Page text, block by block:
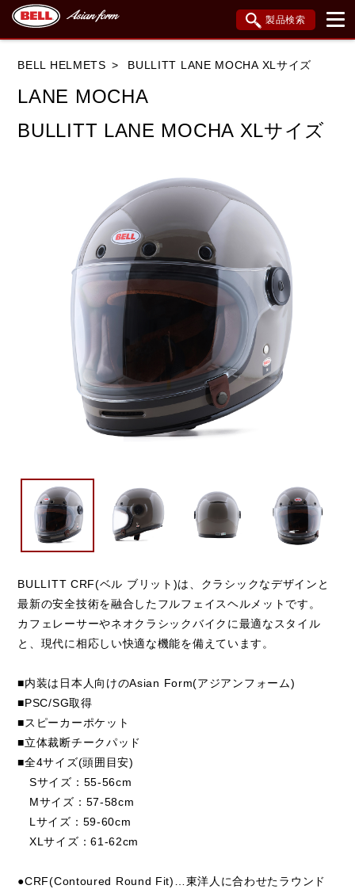
製品検索
データを準備しています。
BELL HELMETS BULLITT LANE MOCHA XLサイズ
LANE MOCHA
BULLITT LANE MOCHA XLサイズ
BULLITT CRF(ベル ブリット)は、クラシックなデザインと
最新の安全技術を融合したフルフェイスヘルメットです。
カフェレーサーやネオクラシックバイクに最適なスタイル
と、現代に相応しい快適な機能を備えています。
■内装は日本人向けのAsian Form(アジアンフォーム)
■PSC/SG取得
■スピーカーポケット
■立体裁断チークパッド
■全4サイズ(頭囲目安)
Sサイズ：55-56cm
Mサイズ：57-58cm
Lサイズ：59-60cm
XLサイズ：61-62cm
●CRF(Contoured Round Fit)…東洋人に合わせたラウンド